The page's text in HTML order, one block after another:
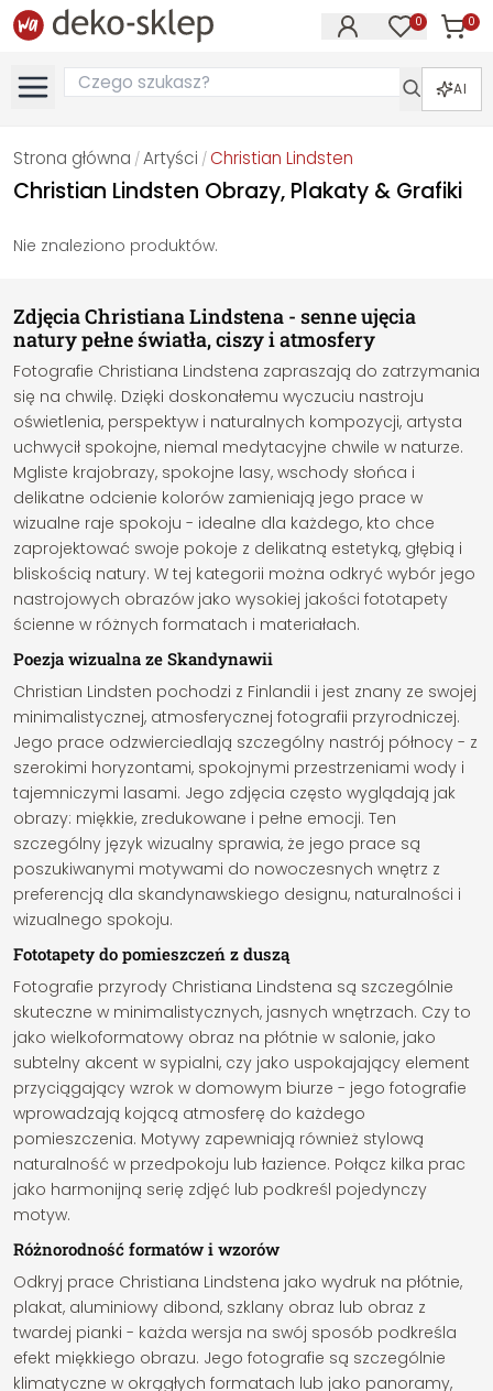
0 0
AI
Strona główna /Artyści / Christian Lindsten
Christian Lindsten Obrazy, Plakaty & Grafiki
Nie znaleziono produktów.
Zdjęcia Christiana Lindstena - senne ujęcia
natury pełne światła, ciszy i atmosfery
Fotografie Christiana Lindstena zapraszają do zatrzymania
się na chwilę. Dzięki doskonałemu wyczuciu nastroju
oświetlenia, perspektyw i naturalnych kompozycji, artysta
uchwycił spokojne, niemal medytacyjne chwile w naturze.
Mgliste krajobrazy, spokojne lasy, wschody słońca i
delikatne odcienie kolorów zamieniają jego prace w
wizualne raje spokoju - idealne dla każdego, kto chce
zaprojektować swoje pokoje z delikatną estetyką, głębią i
bliskością natury. W tej kategorii można odkryć wybór jego
nastrojowych obrazów jako wysokiej jakości fototapety
ścienne w różnych formatach i materiałach.
Poezja wizualna ze Skandynawii
Christian Lindsten pochodzi z Finlandii i jest znany ze swojej
minimalistycznej, atmosferycznej fotografii przyrodniczej.
Jego prace odzwierciedlają szczególny nastrój północy - z
szerokimi horyzontami, spokojnymi przestrzeniami wody i
tajemniczymi lasami. Jego zdjęcia często wyglądają jak
obrazy: miękkie, zredukowane i pełne emocji. Ten
szczególny język wizualny sprawia, że jego prace są
poszukiwanymi motywami do nowoczesnych wnętrz z
preferencją dla skandynawskiego designu, naturalności i
wizualnego spokoju.
Fototapety do pomieszczeń z duszą
Fotografie przyrody Christiana Lindstena są szczególnie
skuteczne w minimalistycznych, jasnych wnętrzach. Czy to
jako wielkoformatowy obraz na płótnie w salonie, jako
subtelny akcent w sypialni, czy jako uspokajający element
przyciągający wzrok w domowym biurze - jego fotografie
wprowadzają kojącą atmosferę do każdego
pomieszczenia. Motywy zapewniają również stylową
naturalność w przedpokoju lub łazience. Połącz kilka prac
jako harmonijną serię zdjęć lub podkreśl pojedynczy
motyw.
Różnorodność formatów i wzorów
Odkryj prace Christiana Lindstena jako wydruk na płótnie,
plakat, aluminiowy dibond, szklany obraz lub obraz z
twardej pianki - każda wersja na swój sposób podkreśla
efekt miękkiego obrazu. Jego fotografie są szczególnie
klimatyczne w okrągłych formatach lub jako panoramy,